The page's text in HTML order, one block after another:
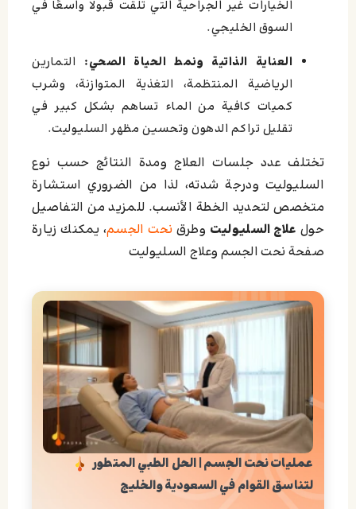
الخيارات غير الجراحية التي تلقت قبولًا واسعًا في
السوق الخليجي.
العناية الذاتية ونمط الحياة الصحي: التمارين
الرياضية المنتظمة، التغذية المتوازنة، وشرب
كميات كافية من الماء تساهم بشكل كبير في
تقليل تراكم الدهون وتحسين مظهر السليوليت.
تختلف عدد جلسات العلاج ومدة النتائج حسب نوع
السليوليت ودرجة شدته، لذا من الضروري استشارة
متخصص لتحديد الخطة الأنسب. للمزيد من التفاصيل
حول علاج السليوليت وطرق نحت الجسم، يمكنك زيارة
صفحة نحت الجسم وعلاج السليوليت
عمليات نحت الجسم | الحل الطبي المتطور
لتناسق القوام في السعودية والخليج